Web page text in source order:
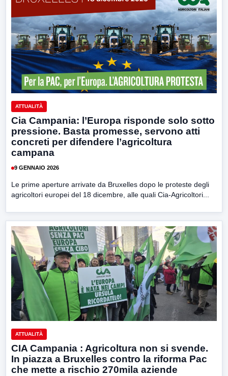
ATTUALITÀ
Cia Campania: l’Europa risponde solo sotto
pressione. Basta promesse, servono atti
concreti per difendere l’agricoltura
campana
9 GENNAIO 2026
Le prime aperture arrivate da Bruxelles dopo le proteste degli
agricoltori europei del 18 dicembre, alle quali Cia-Agricoltori...
ATTUALITÀ
CIA Campania : Agricoltura non si svende.
In piazza a Bruxelles contro la riforma Pac
che mette a rischio 270mila aziende